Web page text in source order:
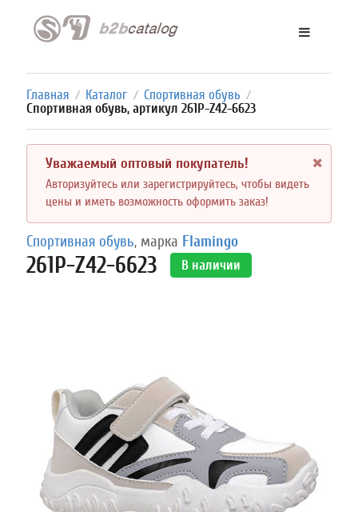
Главная / Каталог / Спортивная обувь /
Спортивная обувь, артикул 261P-Z42-6623
Уважаемый оптовый покупатель!
Авторизуйтесь или зарегистрируйтесь, чтобы видеть
цены и иметь возможность оформить заказ!
Спортивная обувь, марка Flamingo
261P-Z42-6623 В наличии